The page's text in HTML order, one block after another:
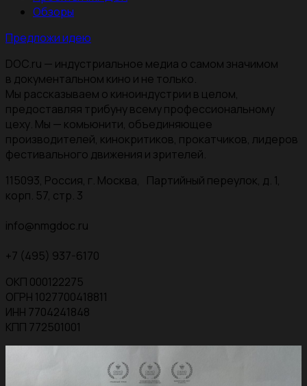
Обзоры
Предложи идею
DOC.ru — индустриальное медиа о самом значимом
в документальном кино и не только.
Мы рассказываем о киноиндустрии в целом,
предоставляя трибуну всему профессиональному
цеху. Мы — комьюнити, объединяющее
производителей, кинокритиков, прокатчиков, лидеров
фестивального движения и зрителей.
115093, Россия, г. Москва, Партийный переулок, д. 1,
корп. 57, стр. 3
info@nmgdoc.ru
+7 (495) 937-6170
ОКП 000122275
ОГРН 1027700418811
ИНН 7704241848
КПП 772501001